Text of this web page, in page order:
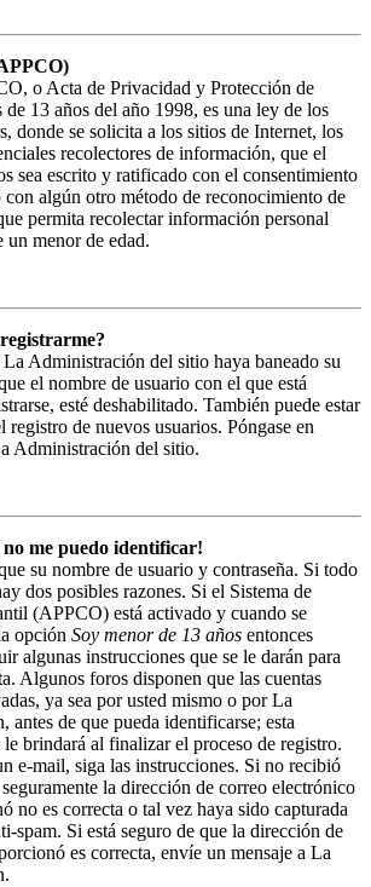
o Acta de Privacidad y Protección de
de 13 años del año 1998, es una ley de los
donde se solicita a los sitios de Internet, los
recolectores de información, que el
sea escrito y ratificado con el consentimiento
con algún otro método de reconocimiento de
permita recolectar información personal
menor de edad.
Administración del sitio haya baneado su
el nombre de usuario con el que está
esté deshabilitado. También puede estar
registro de nuevos usuarios. Póngase en
Administración del sitio.
me puedo identificar!
su nombre de usuario y contraseña. Si todo
dos posibles razones. Si el Sistema de
(APPCO) está activado y cuando se
opción Soy menor de 13 años entonces
algunas instrucciones que se le darán para
Algunos foros disponen que las cuentas
ya sea por usted mismo o por La
antes de que pueda identificarse; esta
brindará al finalizar el proceso de registro.
e-mail, siga las instrucciones. Si no recibió
la dirección de correo electrónico
no es correcta o tal vez haya sido capturada
spam. Si está seguro de que la dirección de
es correcta, envíe un mensaje a La